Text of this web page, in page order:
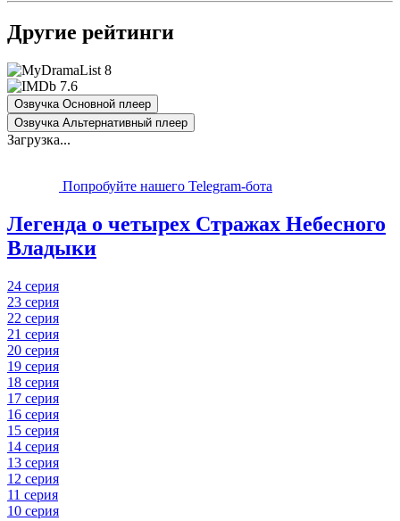
Другие рейтинги
8
7.6
Озвучка Основной плеер
Озвучка Альтернативный плеер
Загрузка...
Попробуйте нашего Telegram-бота
Легенда о четырех Стражах Небесного
Владыки
24 серия
23 серия
22 серия
21 серия
20 серия
19 серия
18 серия
17 серия
16 серия
15 серия
14 серия
13 серия
12 серия
11 серия
10 серия